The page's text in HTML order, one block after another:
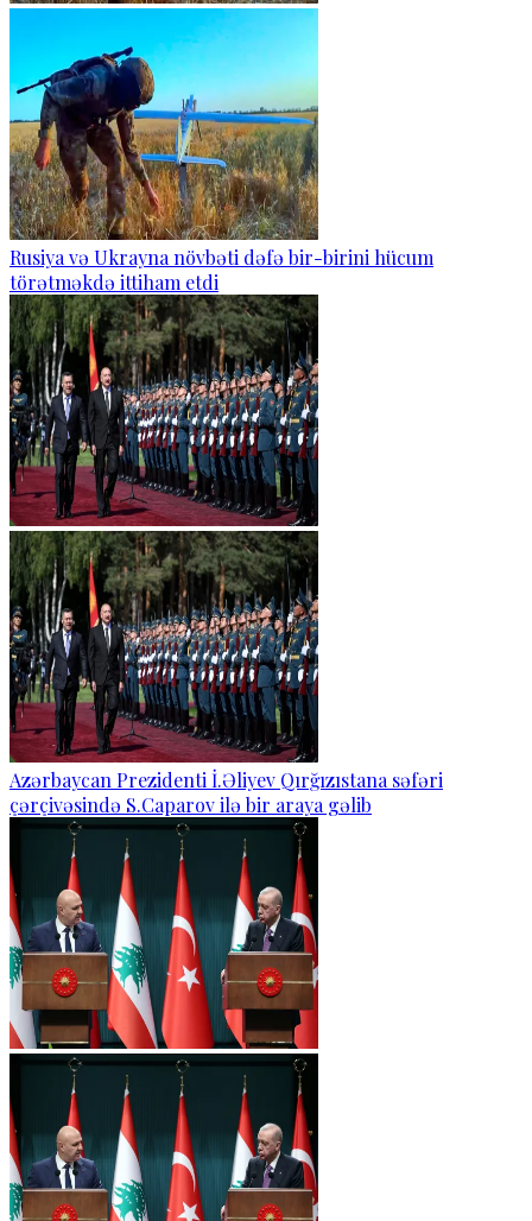
Rusiya və Ukrayna növbəti dəfə bir-birini hücum
törətməkdə ittiham etdi
Azərbaycan Prezidenti İ.Əliyev Qırğızıstana səfəri
çərçivəsində S.Caparov ilə bir araya gəlib